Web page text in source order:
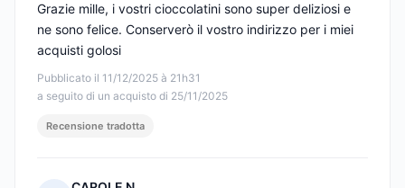
Pubblicato il 11/12/2025 à 21h31
a seguito di un acquisto di 25/11/2025
Grazie mille, i vostri cioccolatini sono super deliziosi e
ne sono felice. Conserverò il vostro indirizzo per i miei
acquisti golosi
Recensione tradotta